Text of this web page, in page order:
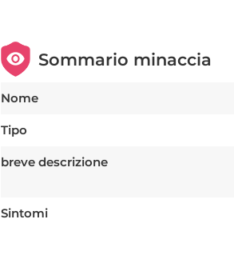
Sommario minaccia
Nome
Tipo
breve descrizione
Sintomi